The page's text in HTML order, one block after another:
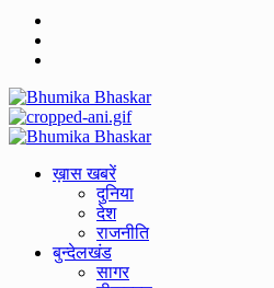
Primary
ख़ास खबरें
दुनिया
देश
राजनीति
बुन्देलखंड
सागर